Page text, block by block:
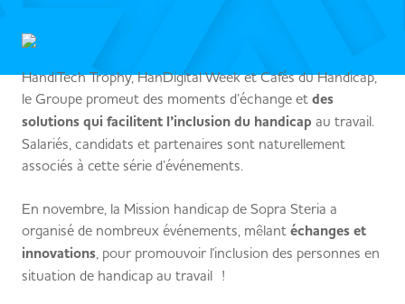
HandiTech Trophy, HanDigital Week et Cafés du Handicap,
le Groupe promeut des moments d’échange et des
solutions qui facilitent l’inclusion du handicap au travail.
Salariés, candidats et partenaires sont naturellement
associés à cette série d’événements.
En novembre, la Mission handicap de Sopra Steria a
organisé de nombreux événements, mêlant échanges et
innovations, pour promouvoir l'inclusion des personnes en
situation de handicap au travail !